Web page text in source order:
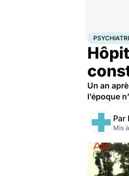
AccueilSanté
Un an
l’époque
Par
Mis